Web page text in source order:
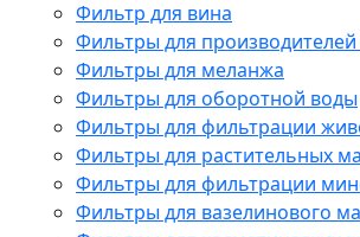
Фильтр для вина
Фильтры для
Фильтры для меланжа
Фильтры для оборотной воды
Фильтры для фильтрации
Фильтры для растительных
Фильтры для фильтрации
Фильтры для вазелинового